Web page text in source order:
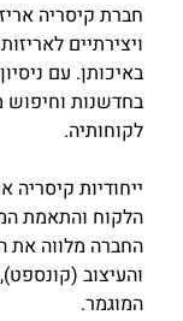
חברת קיסריה
ויצירתיים
בחדשנות
לקוחותיה.
ייחודיות
הלקוח והתאמת
החברה מלווה את
והעיצוב
המוגמר.